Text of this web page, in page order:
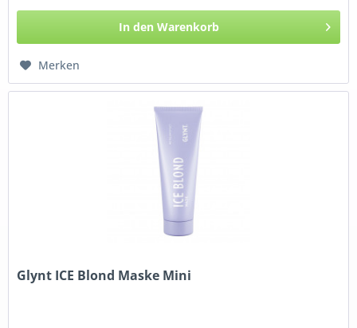
In den Warenkorb
Merken
Glynt ICE Blond Maske Mini